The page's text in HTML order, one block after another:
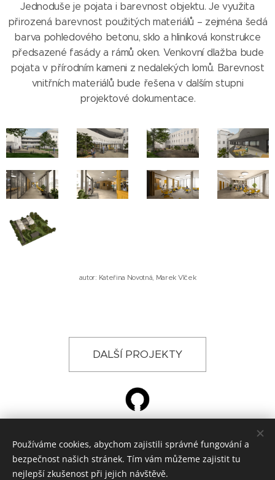
Jednoduše je pojata i barevnost objektu. Je využita
přirozená barevnost použitých materiálů – zejména šedá
barva pohledového betonu, sklo a hliníková konstrukce
předsazené fasády a rámů oken. Venkovní dlažba bude
pojata v přírodním kameni z nedalekých lomů. Barevnost
vnitřních materiálů bude řešena v dalším stupni
projektové dokumentace.
autor: Kateřina Novotná, Marek Vlček
DALŠÍ PROJEKTY
© 2024 ŽÁROVKA ARCHITEKTI, Křižíkova 788, Hradec Králové
architektonická kancelář
Používáme cookies, abychom zajistili správné fungování a
bezpečnost našich stránek. Tím vám můžeme zajistit tu
nejlepší zkušenost při jejich návštěvě.